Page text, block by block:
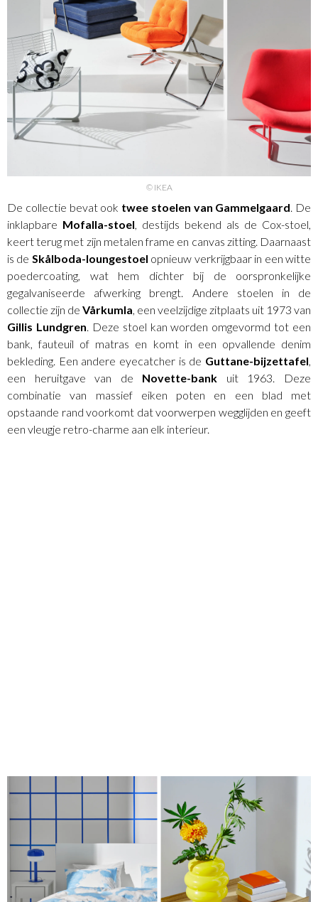
© IKEA
De collectie bevat ook twee stoelen van Gammelgaard. De
inklapbare Mofalla-stoel, destijds bekend als de Cox-stoel,
keert terug met zijn metalen frame en canvas zitting. Daarnaast
is de Skålboda-loungestoel opnieuw verkrijgbaar in een witte
poedercoating, wat hem dichter bij de oorspronkelijke
gegalvaniseerde afwerking brengt. Andere stoelen in de
collectie zijn de Vårkumla, een veelzijdige zitplaats uit 1973 van
Gillis Lundgren. Deze stoel kan worden omgevormd tot een
bank, fauteuil of matras en komt in een opvallende denim
bekleding. Een andere eyecatcher is de Guttane-bijzettafel,
een heruitgave van de Novette-bank uit 1963. Deze
combinatie van massief eiken poten en een blad met
opstaande rand voorkomt dat voorwerpen wegglijden en geeft
een vleugje retro-charme aan elk interieur.